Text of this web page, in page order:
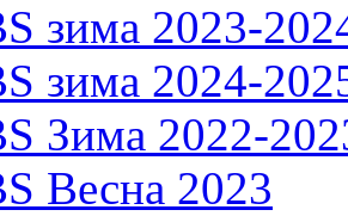
зима 2023-
зима 2024-
Зима 2022-
Весна 2023